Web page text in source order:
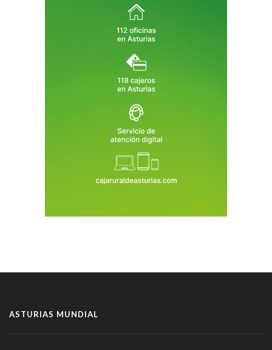
ASTURIAS MUNDIAL